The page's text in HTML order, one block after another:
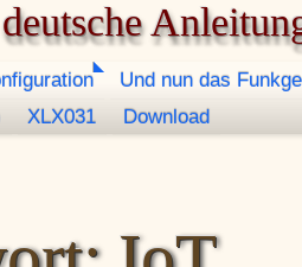
Und nun das
XLX031 Download